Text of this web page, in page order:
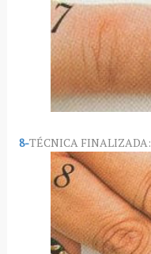
8-TÉCNICA FINALIZADA: